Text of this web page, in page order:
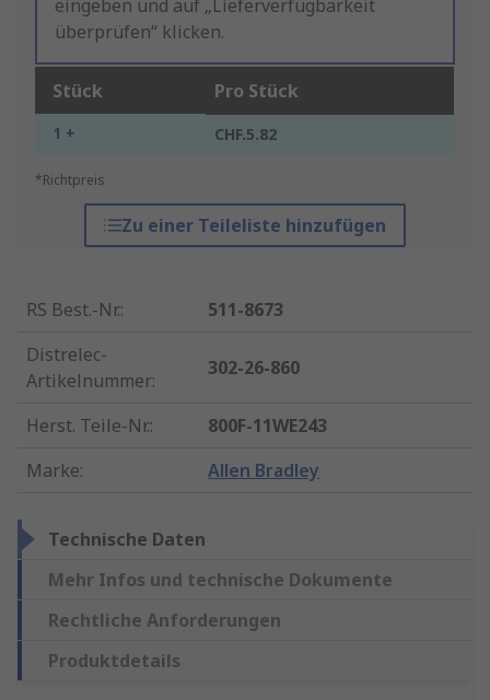
eingeben und auf „Lieferverfügbarkeit
überprüfen“ klicken.
Stück Pro Stück
1 + CHF.5.82
*Richtpreis
Zu einer Teileliste hinzufügen
RS Best.-Nr.:
511-8673
Distrelec-
Artikelnummer:
302-26-860
Herst. Teile-Nr.:
800F-11WE243
Marke: Allen Bradley
Technische Daten
Mehr Infos und technische Dokumente
Rechtliche Anforderungen
Produktdetails